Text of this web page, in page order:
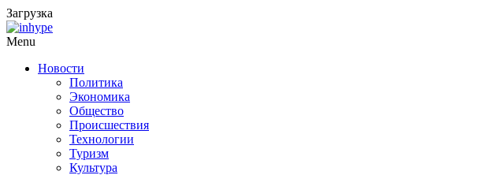
Загрузка
Menu
Новости
Политика
Экономика
Общество
Происшествия
Технологии
Туризм
Культура